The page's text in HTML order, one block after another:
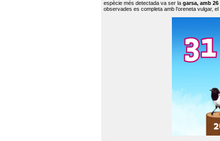
espècie més detectada va ser la garsa, amb
observades es completa amb l’oreneta vulgar,